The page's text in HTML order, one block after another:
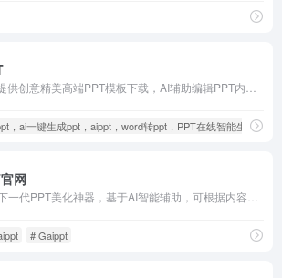
，ai一键生成ppt，aippt，word转ppt，PPT在线智能生成，
网
# Gaippt